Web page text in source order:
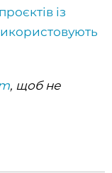
із
, щоб не